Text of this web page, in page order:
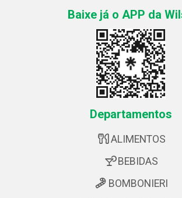
Baixe já o APP da
Departamentos
ALIMENTOS
BEBIDAS
BOMBONIERI